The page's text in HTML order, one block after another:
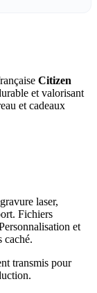
Citizen
et valorisant
et cadeaux
laser,
Fichiers
et
caché.
transmis pour